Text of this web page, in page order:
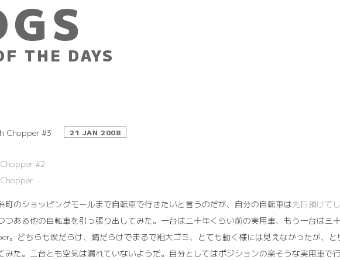
THE DAYS
Chopper #3 21 JAN 2008
#2
町のショッピングモールまで自転車で行きたいと言うのだが、自分の自転車は先日預けて
つある他の自転車を引っ張り出してみた。一台は二十年くらい前の実用車、もう一台は三
。どちらも埃だらけ、錆だらけでまるで粗大ゴミ、とても動く様には見えなかったが、
みた。二台とも空気は漏れていないようだ。自分としてはポジションの楽そうな実用車で